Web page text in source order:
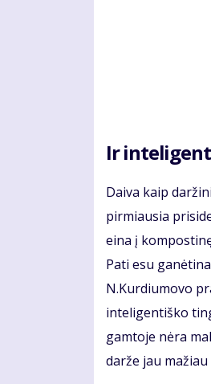
Ir
Daiva kaip
pirmiausia
eina į
Pati esu
N.Kurdiumovo
inteligentiško
gamtoje nėra
darže jau